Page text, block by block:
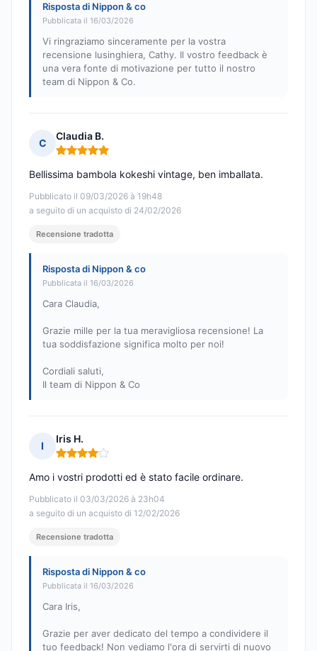
Risposta di Nippon & co
Pubblicata il 16/03/2026
Vi ringraziamo sinceramente per la vostra
recensione lusinghiera, Cathy. Il vostro feedback è
una vera fonte di motivazione per tutto il nostro
team di Nippon & Co.
C
Claudia B.
Nota: 5 su 5
Pubblicato il 09/03/2026 à 19h48
a seguito di un acquisto di 24/02/2026
Bellissima bambola kokeshi vintage, ben imballata.
Recensione tradotta
Risposta di Nippon & co
Pubblicata il 16/03/2026
Cara Claudia,
Grazie mille per la tua meravigliosa recensione! La
tua soddisfazione significa molto per noi!
Cordiali saluti,
Il team di Nippon & Co
I
Iris H.
Nota: 4 su 5
Pubblicato il 03/03/2026 à 23h04
a seguito di un acquisto di 12/02/2026
Amo i vostri prodotti ed è stato facile ordinare.
Recensione tradotta
Risposta di Nippon & co
Pubblicata il 16/03/2026
Cara Iris,
Grazie per aver dedicato del tempo a condividere il
tuo feedback! Non vediamo l'ora di servirti di nuovo